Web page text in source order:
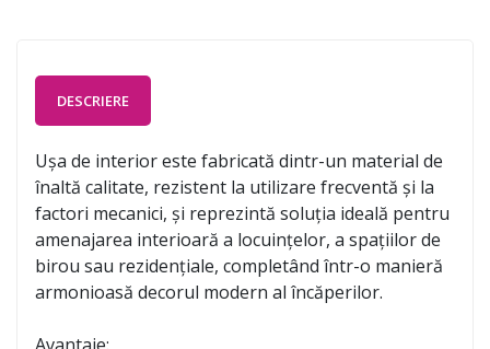
DESCRIERE
Ușa de interior este fabricată dintr-un material de
înaltă calitate, rezistent la utilizare frecventă și la
factori mecanici, și reprezintă soluția ideală pentru
amenajarea interioară a locuințelor, a spațiilor de
birou sau rezidențiale, completând într-o manieră
armonioasă decorul modern al încăperilor.